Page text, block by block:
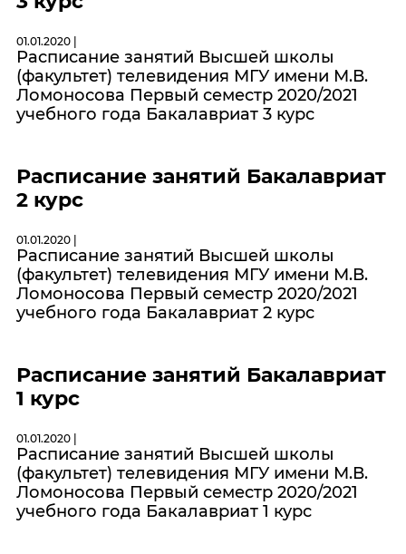
01.01.2020 |
Расписание занятий Высшей школы
(факультет) телевидения МГУ имени М.В.
Ломоносова Первый семестр 2020/2021
учебного года Бакалавриат 3 курс
Расписание занятий Бакалавриат
2 курс
01.01.2020 |
Расписание занятий Высшей школы
(факультет) телевидения МГУ имени М.В.
Ломоносова Первый семестр 2020/2021
учебного года Бакалавриат 2 курс
Расписание занятий Бакалавриат
1 курс
01.01.2020 |
Расписание занятий Высшей школы
(факультет) телевидения МГУ имени М.В.
Ломоносова Первый семестр 2020/2021
учебного года Бакалавриат 1 курс